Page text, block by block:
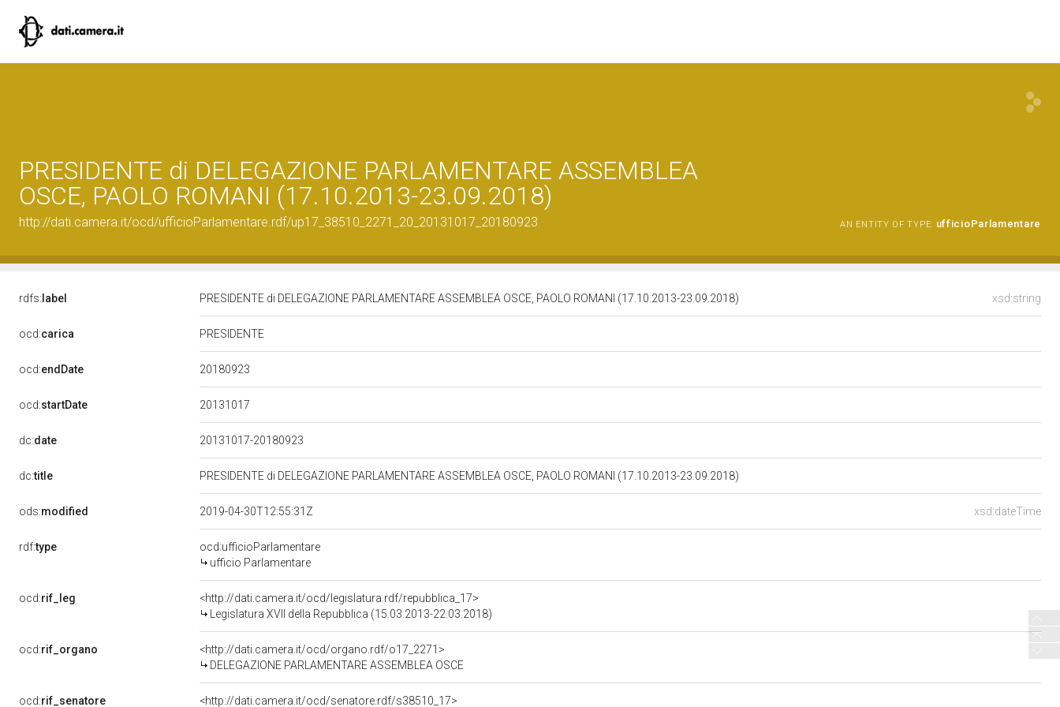
PRESIDENTE di DELEGAZIONE PARLAMENTARE ASSEMBLEA
OSCE, PAOLO ROMANI (17.10.2013-23.09.2018)
http://dati.camera.it/ocd/ufficioParlamentare.rdf/up17_38510_2271_20_20131017_20180923 AN ENTITY OF TYPE: ufficioParlamentare
rdfs: label xsd:string
PRESIDENTE di DELEGAZIONE PARLAMENTARE ASSEMBLEA OSCE, PAOLO ROMANI (17.10.2013-23.09.2018)
ocd:carica PRESIDENTE
ocd:endDate 20180923
ocd:startDate 20131017
dc:date 20131017-20180923
dc:title PRESIDENTE di DELEGAZIONE PARLAMENTARE ASSEMBLEA OSCE, PAOLO ROMANI (17.10.2013-23.09.2018)
ods:modified xsd:dateTime
2019-04-30T12:55:31Z
rdf:type
ocd:ufficioParlamentare
ufficio Parlamentare
ocd:rif_leg
<http://dati.camera.it/ocd/legislatura.rdf/repubblica_17>
Legislatura XVII della Repubblica (15.03.2013-22.03.2018)
ocd:rif_organo
<http://dati.camera.it/ocd/organo.rdf/o17_2271>
DELEGAZIONE PARLAMENTARE ASSEMBLEA OSCE
ocd:rif_senatore
<http://dati.camera.it/ocd/senatore.rdf/s38510_17>